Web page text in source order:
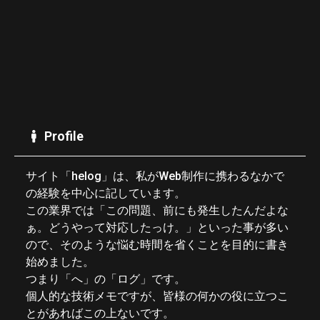
Profile
サイト「helog」は、私がWeb制作に携わるなかで
の経験を中心に記しています。
この業界では「この問題、前にも発生したんだよな
ぁ。どうやって対応したっけ。」といった事が多い
ので、そのような悩む時間を省くことを目的に書き
始めました。
つまり「へ」の「ログ」です。
個人的な技術メモですが、皆様の何かの役に立つこ
とがあればこの上ないです。